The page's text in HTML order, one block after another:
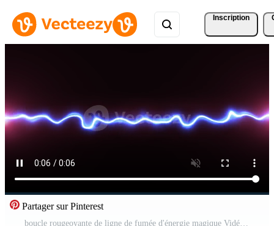
Inscription
Partager sur Pinterest
boucle rougeoyante de ligne de fumée d'énergie magique Vidéo Pro